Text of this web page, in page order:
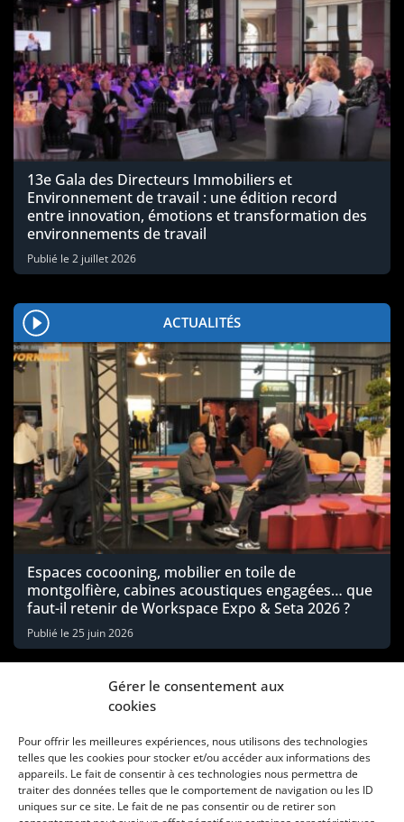
Gérer le consentement aux
cookies
Pour offrir les meilleures expériences, nous utilisons des technologies
telles que les cookies pour stocker et/ou accéder aux informations des
appareils. Le fait de consentir à ces technologies nous permettra de
traiter des données telles que le comportement de navigation ou les ID
uniques sur ce site. Le fait de ne pas consentir ou de retirer son
13e Gala des Directeurs Immobiliers et
Environnement de travail : une édition record
entre innovation, émotions et transformation des
environnements de travail
Publié le 2 juillet 2026
ACTUALITÉS
Espaces cocooning, mobilier en toile de
montgolfière, cabines acoustiques engagées… que
faut-il retenir de Workspace Expo & Seta 2026 ?
Publié le 25 juin 2026